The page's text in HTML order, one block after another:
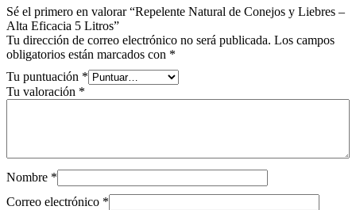
Sé el primero en valorar “Repelente Natural de Conejos y Liebres –
Alta Eficacia 5 Litros”
Tu dirección de correo electrónico no será publicada. Los campos
obligatorios están marcados con *
Tu puntuación *
Tu valoración *
Nombre *
Correo electrónico *